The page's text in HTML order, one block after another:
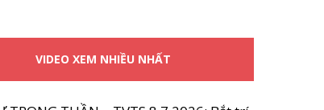
VIDEO XEM NHIỀU NHẤT